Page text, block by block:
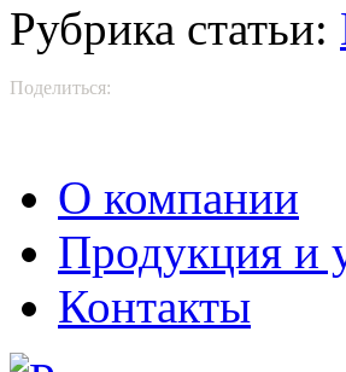
Рубрика статьи:
Поделиться:
О компании
Продукция и
Контакты